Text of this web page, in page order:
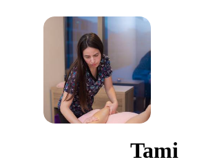
Tami